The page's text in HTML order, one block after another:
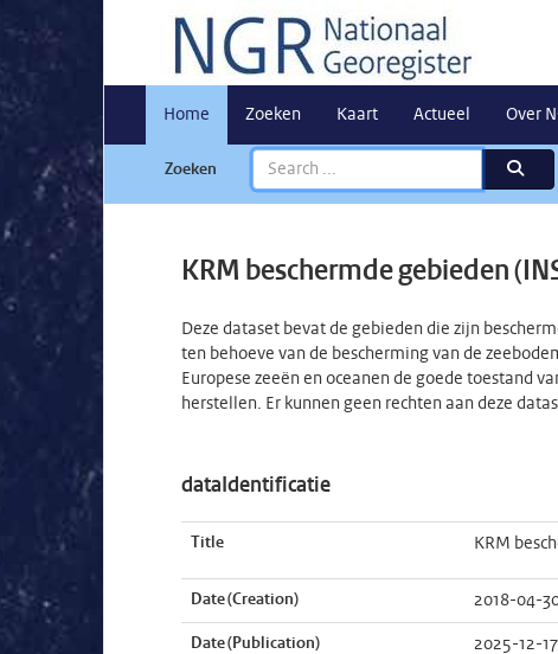
Home Zoeken Kaart Actueel Over
Zoeken
KRM beschermde gebieden
Deze dataset bevat de gebieden die zijn
ten behoeve van de bescherming van de
Europese zeeën en oceanen de goede toestand
herstellen. Er kunnen geen rechten aan deze
dataIdentificatie
Title KRM
Date (Creation) 2018-04-
Date (Publication) 2025-12-17